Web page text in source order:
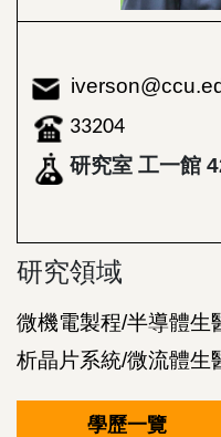
33204
研究室 工一館
研究領域
微機電製程/半導體生
析晶片系統/微流體生
學歷一覽